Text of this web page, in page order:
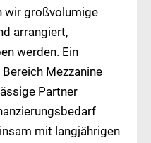
wir großvolumige
arrangiert,
werden. Ein
Mezzanine
Partner
mit langjährigen